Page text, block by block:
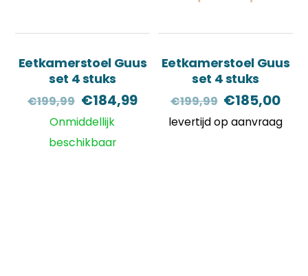
Eetkamerstoel Guus
set 4 stuks
€199,99 Oorspronkelijke
prijs
was:
€184,99Huidige
Onmiddellijk
beschikbaar
Eetkamerstoel Guus
set 4 stuks
€199,99
prijs
€185,00
levertijd op aanvraag